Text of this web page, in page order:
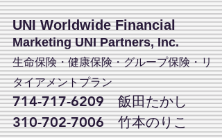
UNI Worldwide Financial
Marketing UNI Partners, Inc.
生命保険・健康保険・グループ保険・リ
タイアメントプラン
714-717-6209飯田たかし
310-702-7006竹本のりこ